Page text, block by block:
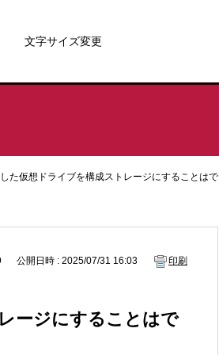
文字サイズ変更
た仮想ドライブを構成ストレージにすることはで
公開日時 : 2025/07/31 16:03 印刷
ージにすることはで